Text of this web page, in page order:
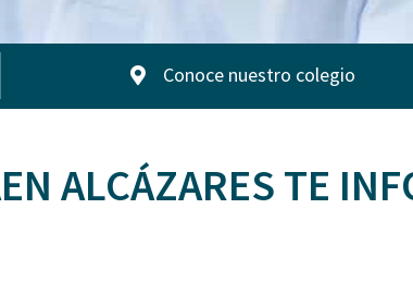
Conoce nuestro colegio
ALCÁZARES TE